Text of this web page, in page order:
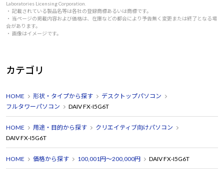
Laboratories Licensing Corporation.
・ 記載されている製品名等は各社の登録商標あるいは商標です。
・ 当ページの掲載内容および価格は、在庫などの都合により予告無く変更または終了となる場
合があります。
・ 画像はイメージです。
カテゴリ
HOME 形状・タイプから探す
デスクトップパソコン
フルタワーパソコン
DAIV FX-I5G6T
HOME 用途・目的から探す
クリエイティブ向けパソコン
DAIV FX-I5G6T
HOME 価格から探す 100,001円～200,000円 DAIV FX-I5G6T